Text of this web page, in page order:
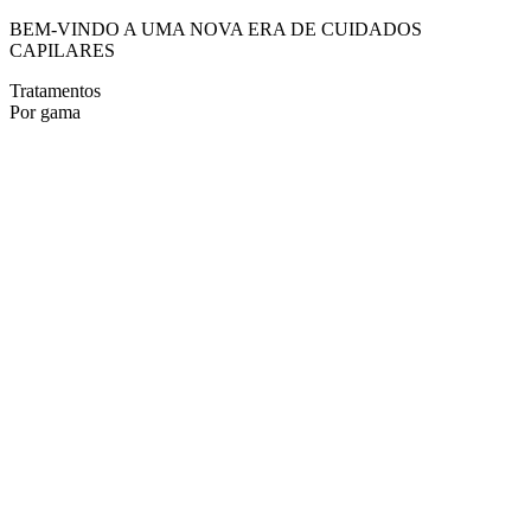
BEM-VINDO A UMA NOVA ERA DE CUIDADOS
CAPILARES
Tratamentos
Por gama